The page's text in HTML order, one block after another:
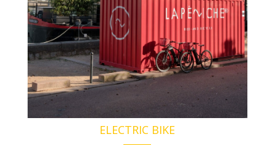
ELECTRIC BIKE